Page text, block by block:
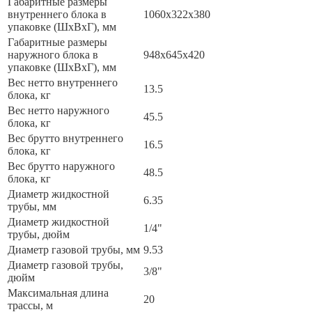
внутреннего блока в
упаковке (ШxВxГ), мм
1060x322x380
Габаритные размеры
наружного блока в
упаковке (ШxВxГ), мм
948x645x420
Вес нетто внутреннего
блока, кг
13.5
Вес нетто наружного
блока, кг
45.5
Вес брутто внутреннего
блока, кг
16.5
Вес брутто наружного
блока, кг
48.5
Диаметр жидкостной
трубы, мм
6.35
Диаметр жидкостной
трубы, дюйм
1/4"
Диаметр газовой трубы, мм 9.53
Диаметр газовой трубы,
дюйм
3/8"
Максимальная длина
трассы, м
20